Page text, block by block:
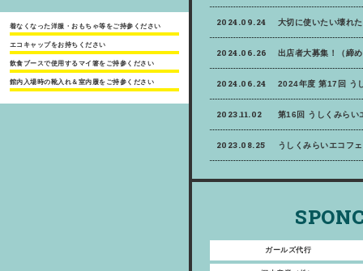
着なくなった洋服・おもちゃ等をご持参ください
エコキャップをお持ちください
飲食ブースで使用するマイ箸をご持参ください
館内入場時の靴入れ＆室内履をご持参ください
2024.09.24 大切に使いたい壊れ
2024.06.26 出店者大募集！（締
2024.06.24 2024年度 第17回 う
2023.11.02 第16回 うしくみらい
2023.08.25 うしくみらいエコフ
ガールズ代行